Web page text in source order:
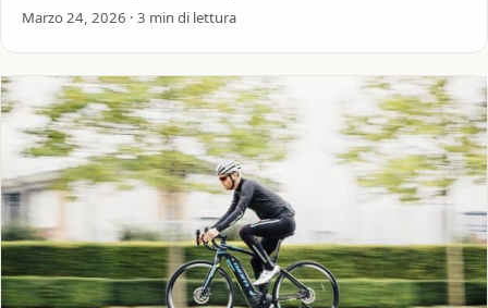
strade vediamo sempre più…
Marzo 24, 2026 · 3 min di lettura